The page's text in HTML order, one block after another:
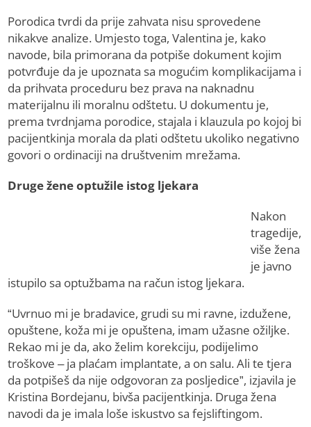
Porodica tvrdi da prije zahvata nisu sprovedene
nikakve analize. Umjesto toga, Valentina je, kako
navode, bila primorana da potpiše dokument kojim
potvrđuje da je upoznata sa mogućim komplikacijama i
da prihvata proceduru bez prava na naknadnu
materijalnu ili moralnu odštetu. U dokumentu je,
prema tvrdnjama porodice, stajala i klauzula po kojoj bi
pacijentkinja morala da plati odštetu ukoliko negativno
govori o ordinaciji na društvenim mrežama.
Druge žene optužile istog ljekara
Nakon
tragedije,
više žena
je javno
istupilo sa optužbama na račun istog ljekara.
“Uvrnuo mi je bradavice, grudi su mi ravne, izdužene,
opuštene, koža mi je opuštena, imam užasne ožiljke.
Rekao mi je da, ako želim korekciju, podijelimo
troškove – ja plaćam implantate, a on salu. Ali te tjera
da potpišeš da nije odgovoran za posljedice”, izjavila je
Kristina Bordejanu, bivša pacijentkinja. Druga žena
navodi da je imala loše iskustvo sa fejsliftingom.